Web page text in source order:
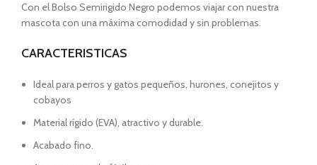
Con el Bolso Semirigido Negro podemos viajar con nuestra
mascota con una máxima comodidad y sin problemas.
CARACTERISTICAS
Ideal para perros y gatos pequeños, hurones, conejitos y
cobayos
Material rígido (EVA), atractivo y durable.
Acabado fino.